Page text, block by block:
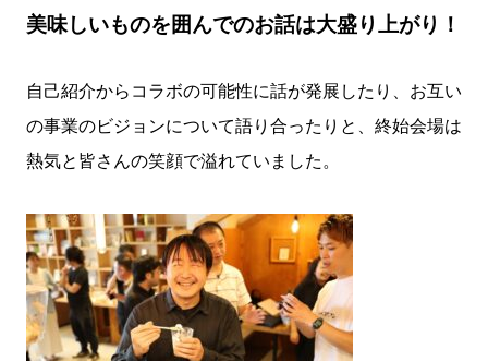
美味しいものを囲んでのお話は大盛り上がり！
自己紹介からコラボの可能性に話が発展したり、お互い
の事業のビジョンについて語り合ったりと、終始会場は
熱気と皆さんの笑顔で溢れていました。